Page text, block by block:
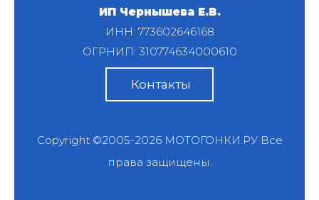
ИП Чернышева Е.В.
ИНН: 773602646168
ОГРНИП: 310774634000610
Контакты
Copyright ©2005-2026 МОТОГОНКИ.РУВсе
права защищены.